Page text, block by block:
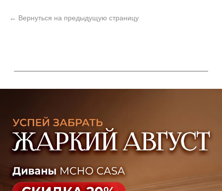
Панели
Свет
Декор
Контакты
Монтаж
Оплата и доставка
Ковры